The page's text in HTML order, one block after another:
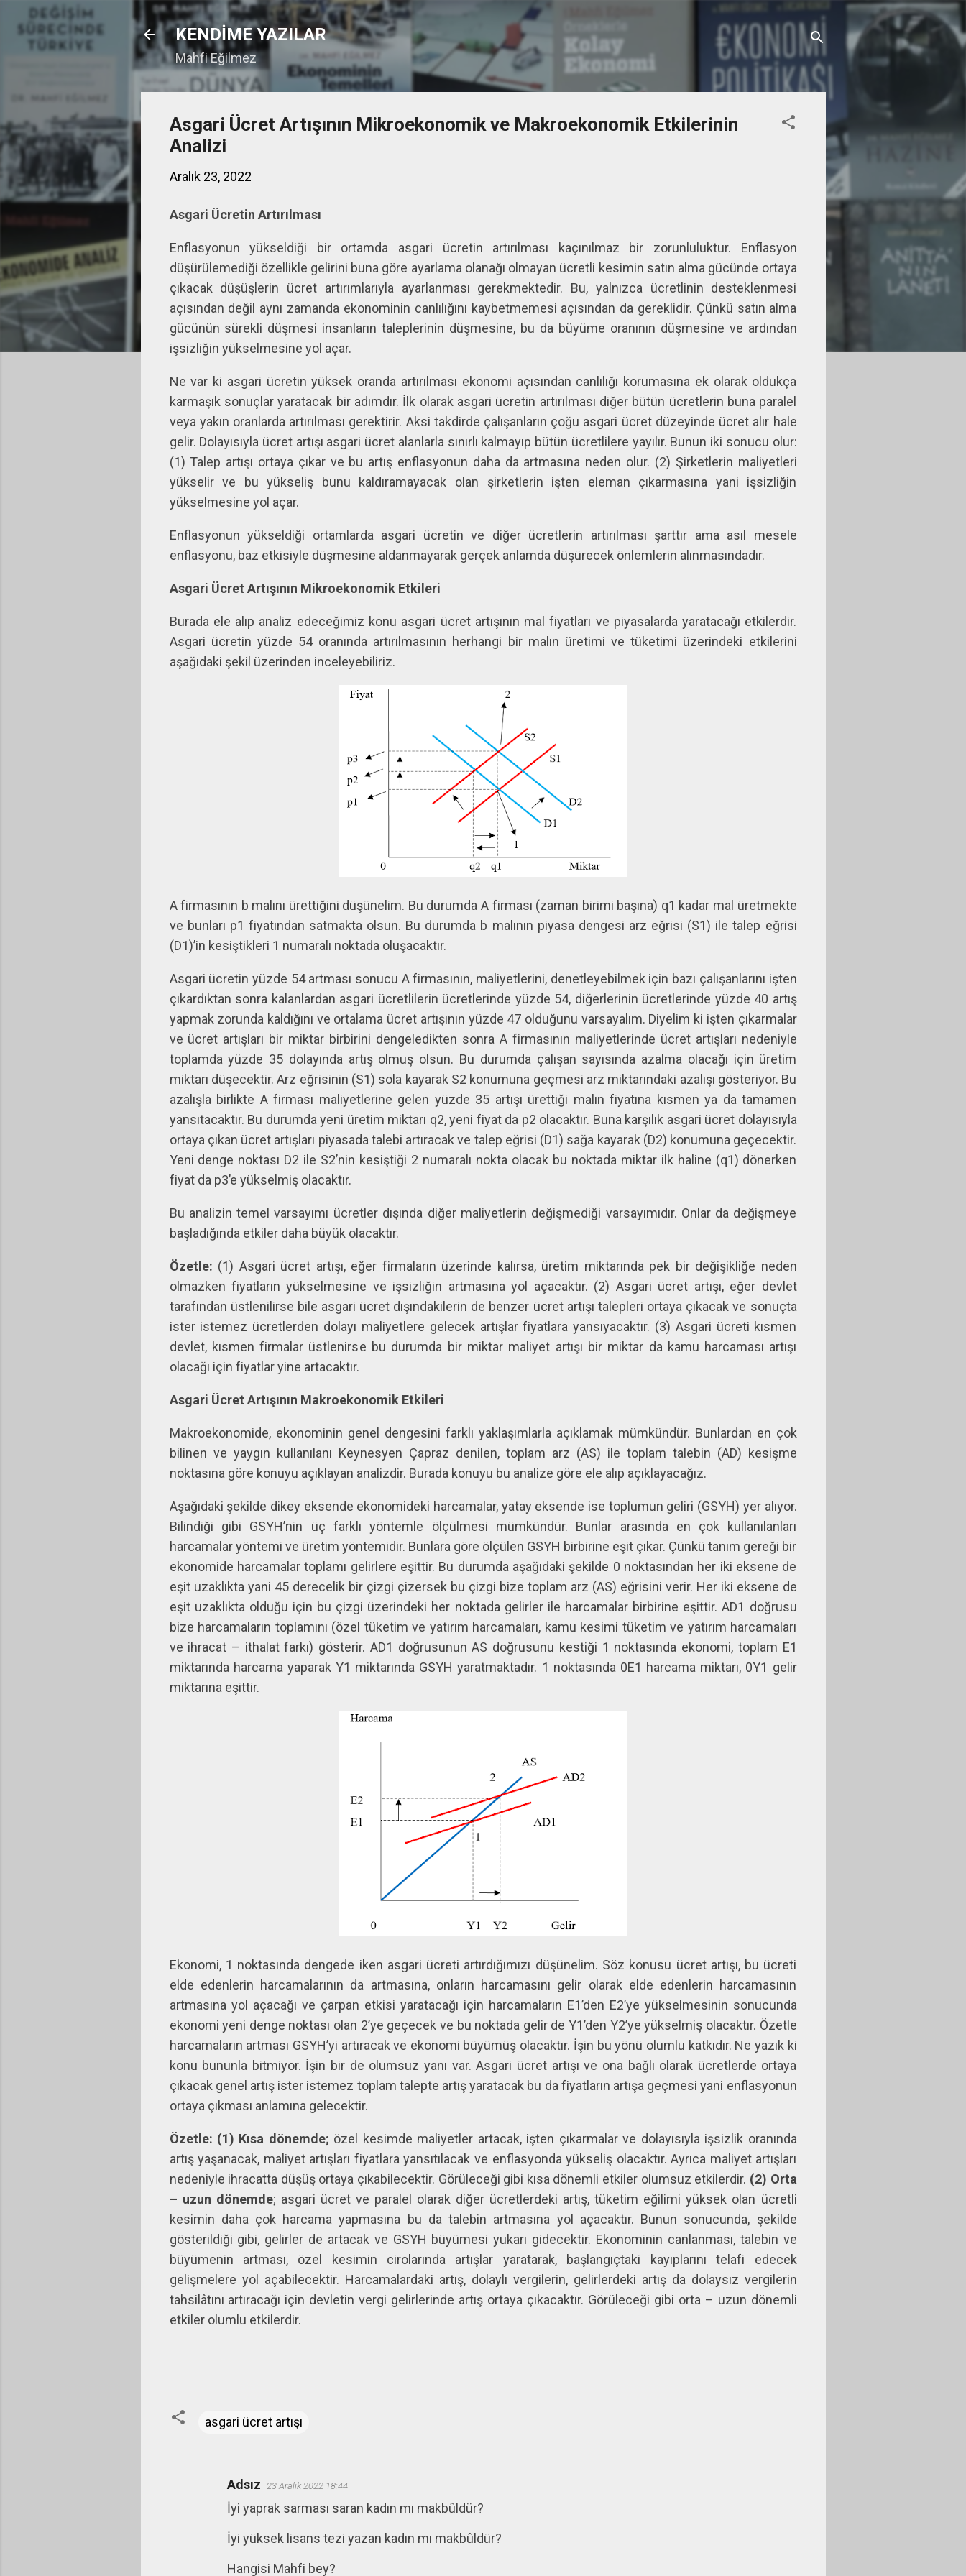
Ana içeriğe atla
KENDİME YAZILAR
Mahfi Eğilmez
Asgari Ücret Artışının Mikroekonomik ve Makroekonomik Etkilerinin
Analizi
Aralık 23, 2022
Asgari Ücretin Artırılması
Enflasyonun yükseldiği bir ortamda asgari ücretin artırılması kaçınılmaz bir zorunluluktur. Enflasyon
düşürülemediği özellikle gelirini buna göre ayarlama olanağı olmayan ücretli kesimin satın alma gücünde ortaya
çıkacak düşüşlerin ücret artırımlarıyla ayarlanması gerekmektedir. Bu, yalnızca ücretlinin desteklenmesi
açısından değil aynı zamanda ekonominin canlılığını kaybetmemesi açısından da gereklidir. Çünkü satın alma
gücünün sürekli düşmesi insanların taleplerinin düşmesine, bu da büyüme oranının düşmesine ve ardından
işsizliğin yükselmesine yol açar.
Ne var ki asgari ücretin yüksek oranda artırılması ekonomi açısından canlılığı korumasına ek olarak oldukça
karmaşık sonuçlar yaratacak bir adımdır. İlk olarak asgari ücretin artırılması diğer bütün ücretlerin buna paralel
veya yakın oranlarda artırılması gerektirir. Aksi takdirde çalışanların çoğu asgari ücret düzeyinde ücret alır hale
gelir. Dolayısıyla ücret artışı asgari ücret alanlarla sınırlı kalmayıp bütün ücretlilere yayılır. Bunun iki sonucu olur:
(1) Talep artışı ortaya çıkar ve bu artış enflasyonun daha da artmasına neden olur. (2) Şirketlerin maliyetleri
yükselir ve bu yükseliş bunu kaldıramayacak olan şirketlerin işten eleman çıkarmasına yani işsizliğin
yükselmesine yol açar.
Enflasyonun yükseldiği ortamlarda asgari ücretin ve diğer ücretlerin artırılması şarttır ama asıl mesele
enflasyonu, baz etkisiyle düşmesine aldanmayarak gerçek anlamda düşürecek önlemlerin alınmasındadır.
Asgari Ücret Artışının Mikroekonomik Etkileri
Burada ele alıp analiz edeceğimiz konu asgari ücret artışının mal fiyatları ve piyasalarda yaratacağı etkilerdir.
Asgari ücretin yüzde 54 oranında artırılmasının herhangi bir malın üretimi ve tüketimi üzerindeki etkilerini
aşağıdaki şekil üzerinden inceleyebiliriz.
A firmasının b malını ürettiğini düşünelim. Bu durumda A firması (zaman birimi başına) q1 kadar mal üretmekte
ve bunları p1 fiyatından satmakta olsun. Bu durumda b malının piyasa dengesi arz eğrisi (S1) ile talep eğrisi
(D1)’in kesiştikleri 1 numaralı noktada oluşacaktır.
Asgari ücretin yüzde 54 artması sonucu A firmasının, maliyetlerini, denetleyebilmek için bazı çalışanlarını işten
çıkardıktan sonra kalanlardan asgari ücretlilerin ücretlerinde yüzde 54, diğerlerinin ücretlerinde yüzde 40 artış
yapmak zorunda kaldığını ve ortalama ücret artışının yüzde 47 olduğunu varsayalım. Diyelim ki işten çıkarmalar
ve ücret artışları bir miktar birbirini dengeledikten sonra A firmasının maliyetlerinde ücret artışları nedeniyle
toplamda yüzde 35 dolayında artış olmuş olsun. Bu durumda çalışan sayısında azalma olacağı için üretim
miktarı düşecektir. Arz eğrisinin (S1) sola kayarak S2 konumuna geçmesi arz miktarındaki azalışı gösteriyor. Bu
azalışla birlikte A firması maliyetlerine gelen yüzde 35 artışı ürettiği malın fiyatına kısmen ya da tamamen
yansıtacaktır. Bu durumda yeni üretim miktarı q2, yeni fiyat da p2 olacaktır. Buna karşılık asgari ücret dolayısıyla
ortaya çıkan ücret artışları piyasada talebi artıracak ve talep eğrisi (D1) sağa kayarak (D2) konumuna geçecektir.
Yeni denge noktası D2 ile S2’nin kesiştiği 2 numaralı nokta olacak bu noktada miktar ilk haline (q1) dönerken
fiyat da p3’e yükselmiş olacaktır.
Bu analizin temel varsayımı ücretler dışında diğer maliyetlerin değişmediği varsayımıdır. Onlar da değişmeye
başladığında etkiler daha büyük olacaktır.
Özetle: (1) Asgari ücret artışı, eğer firmaların üzerinde kalırsa, üretim miktarında pek bir değişikliğe neden
olmazken fiyatların yükselmesine ve işsizliğin artmasına yol açacaktır. (2) Asgari ücret artışı, eğer devlet
tarafından üstlenilirse bile asgari ücret dışındakilerin de benzer ücret artışı talepleri ortaya çıkacak ve sonuçta
ister istemez ücretlerden dolayı maliyetlere gelecek artışlar fiyatlara yansıyacaktır. (3) Asgari ücreti kısmen
devlet, kısmen firmalar üstlenirse bu durumda bir miktar maliyet artışı bir miktar da kamu harcaması artışı
olacağı için fiyatlar yine artacaktır.
Asgari Ücret Artışının Makroekonomik Etkileri
Makroekonomide, ekonominin genel dengesini farklı yaklaşımlarla açıklamak mümkündür. Bunlardan en çok
bilinen ve yaygın kullanılanı Keynesyen Çapraz denilen, toplam arz (AS) ile toplam talebin (AD) kesişme
noktasına göre konuyu açıklayan analizdir. Burada konuyu bu analize göre ele alıp açıklayacağız.
Aşağıdaki şekilde dikey eksende ekonomideki harcamalar, yatay eksende ise toplumun geliri (GSYH) yer alıyor.
Bilindiği gibi GSYH’nin üç farklı yöntemle ölçülmesi mümkündür. Bunlar arasında en çok kullanılanları
harcamalar yöntemi ve üretim yöntemidir. Bunlara göre ölçülen GSYH birbirine eşit çıkar. Çünkü tanım gereği bir
ekonomide harcamalar toplamı gelirlere eşittir. Bu durumda aşağıdaki şekilde 0 noktasından her iki eksene de
eşit uzaklıkta yani 45 derecelik bir çizgi çizersek bu çizgi bize toplam arz (AS) eğrisini verir. Her iki eksene de
eşit uzaklıkta olduğu için bu çizgi üzerindeki her noktada gelirler ile harcamalar birbirine eşittir. AD1 doğrusu
bize harcamaların toplamını (özel tüketim ve yatırım harcamaları, kamu kesimi tüketim ve yatırım harcamaları
ve ihracat – ithalat farkı) gösterir. AD1 doğrusunun AS doğrusunu kestiği 1 noktasında ekonomi, toplam E1
miktarında harcama yaparak Y1 miktarında GSYH yaratmaktadır. 1 noktasında 0E1 harcama miktarı, 0Y1 gelir
miktarına eşittir.
Ekonomi, 1 noktasında dengede iken asgari ücreti artırdığımızı düşünelim. Söz konusu ücret artışı, bu ücreti
elde edenlerin harcamalarının da artmasına, onların harcamasını gelir olarak elde edenlerin harcamasının
artmasına yol açacağı ve çarpan etkisi yaratacağı için harcamaların E1’den E2’ye yükselmesinin sonucunda
ekonomi yeni denge noktası olan 2’ye geçecek ve bu noktada gelir de Y1’den Y2’ye yükselmiş olacaktır. Özetle
harcamaların artması GSYH’yi artıracak ve ekonomi büyümüş olacaktır. İşin bu yönü olumlu katkıdır. Ne yazık ki
konu bununla bitmiyor. İşin bir de olumsuz yanı var. Asgari ücret artışı ve ona bağlı olarak ücretlerde ortaya
çıkacak genel artış ister istemez toplam talepte artış yaratacak bu da fiyatların artışa geçmesi yani enflasyonun
ortaya çıkması anlamına gelecektir.
Özetle: (1) Kısa dönemde; özel kesimde maliyetler artacak, işten çıkarmalar ve dolayısıyla işsizlik oranında
artış yaşanacak, maliyet artışları fiyatlara yansıtılacak ve enflasyonda yükseliş olacaktır. Ayrıca maliyet artışları
nedeniyle ihracatta düşüş ortaya çıkabilecektir. Görüleceği gibi kısa dönemli etkiler olumsuz etkilerdir. (2) Orta
– uzun dönemde; asgari ücret ve paralel olarak diğer ücretlerdeki artış, tüketim eğilimi yüksek olan ücretli
kesimin daha çok harcama yapmasına bu da talebin artmasına yol açacaktır. Bunun sonucunda, şekilde
gösterildiği gibi, gelirler de artacak ve GSYH büyümesi yukarı gidecektir. Ekonominin canlanması, talebin ve
büyümenin artması, özel kesimin cirolarında artışlar yaratarak, başlangıçtaki kayıplarını telafi edecek
gelişmelere yol açabilecektir. Harcamalardaki artış, dolaylı vergilerin, gelirlerdeki artış da dolaysız vergilerin
tahsilâtını artıracağı için devletin vergi gelirlerinde artış ortaya çıkacaktır. Görüleceği gibi orta – uzun dönemli
etkiler olumlu etkilerdir.
asgari ücret artışı
Adsız 23 Aralık 2022 18:44
İyi yaprak sarması saran kadın mı makbûldür?
İyi yüksek lisans tezi yazan kadın mı makbûldür?
Hangisi Mahfi bey?